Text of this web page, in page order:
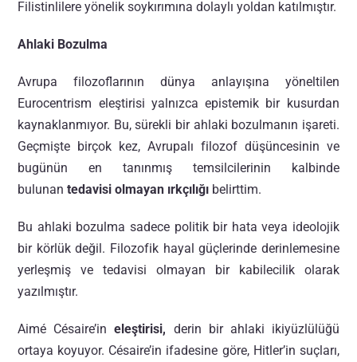
Filistinlilere yönelik soykırımına dolaylı yoldan katılmıştır.
Ahlaki Bozulma
Avrupa filozoflarının dünya anlayışına yöneltilen
Eurocentrism eleştirisi yalnızca epistemik bir kusurdan
kaynaklanmıyor. Bu, sürekli bir ahlaki bozulmanın işareti.
Geçmişte birçok kez, Avrupalı filozof düşüncesinin ve
bugünün en tanınmış temsilcilerinin kalbinde
bulunantedavisi olmayan ırkçılığı belirttim.
Bu ahlaki bozulma sadece politik bir hata veya ideolojik
bir körlük değil. Filozofik hayal güçlerinde derinlemesine
yerleşmiş ve tedavisi olmayan bir kabilecilik olarak
yazılmıştır.
Aimé Césaire’in eleştirisi, derin bir ahlaki ikiyüzlülüğü
ortaya koyuyor. Césaire’in ifadesine göre, Hitler’in suçları,